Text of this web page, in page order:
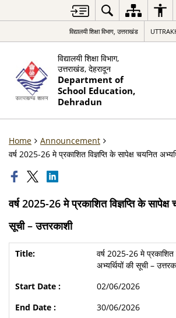
विद्यालयी शिक्षा विभाग, उत्तराखंड
विद्यालयी शिक्षा विभाग,
उत्तराखंड, देहरादून
Department of
School Education,
Dehradun
Home
Announcement
वर्ष 2025-26 मे प्रकाशित विज्ञप्ति के सापेक्ष चयनित
वर्ष 2025-26 मे प्रकाशित विज्ञप्ति के सापेक्ष
सूची – उत्तरकाशी
वर्ष 2025-26 मे प्रकाशित
अभ्यर्थियों की सूची –
02/06/2026
30/06/2026